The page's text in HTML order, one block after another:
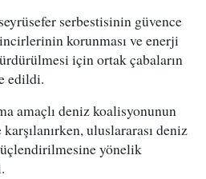
serbestisinin güvence
korunması ve enerji
için ortak çabaların
edildi.
amaçlı deniz koalisyonunun
uluslararası deniz
yönelik